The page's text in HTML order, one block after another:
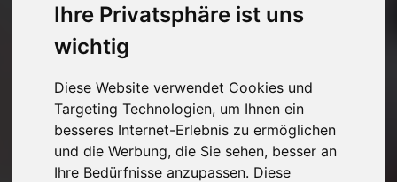
Ihre Privatsphäre ist uns
wichtig
Diese Website verwendet Cookies und
Targeting Technologien, um Ihnen ein
besseres Internet-Erlebnis zu ermöglichen
und die Werbung, die Sie sehen, besser an
Ihre Bedürfnisse anzupassen. Diese
Kostenlose Autoabholung
Unverbindlichen Verkaufspreis anfragen
2
Angaben zu Ihrem Fahrzeug